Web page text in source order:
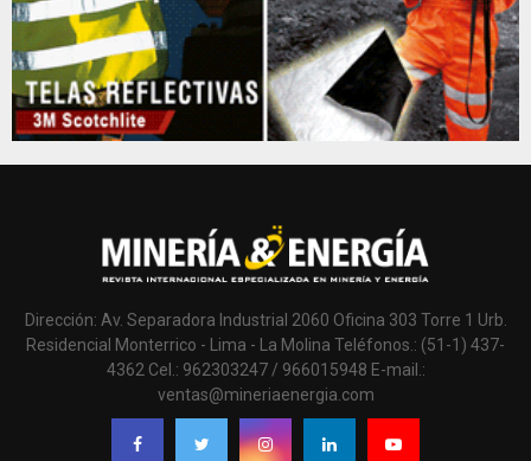
Dirección: Av. Separadora Industrial 2060 Oficina 303 Torre 1 Urb.
Residencial Monterrico - Lima - La Molina Teléfonos.: (51-1) 437-
4362 Cel.: 962303247 / 966015948 E-mail.:
ventas@mineriaenergia.com